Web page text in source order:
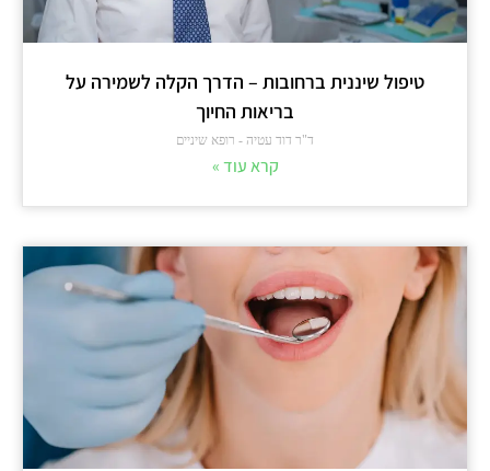
טיפול שיננית ברחובות – הדרך הקלה לשמירה על
בריאות החיוך
ד"ר דוד עטיה - רופא שיניים
קרא עוד »